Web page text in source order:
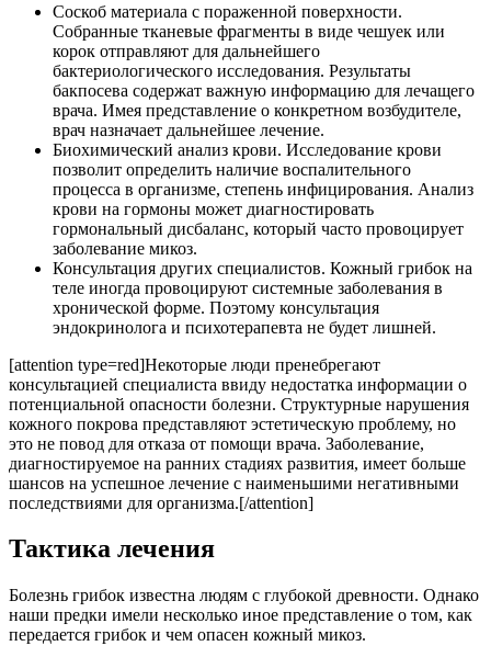
Соскоб материала с пораженной поверхности.
Собранные тканевые фрагменты в виде чешуек или
корок отправляют для дальнейшего
бактериологического исследования. Результаты
бакпосева содержат важную информацию для лечащего
врача. Имея представление о конкретном возбудителе,
врач назначает дальнейшее лечение.
Биохимический анализ крови. Исследование крови
позволит определить наличие воспалительного
процесса в организме, степень инфицирования. Анализ
крови на гормоны может диагностировать
гормональный дисбаланс, который часто провоцирует
заболевание микоз.
Консультация других специалистов. Кожный грибок на
теле иногда провоцируют системные заболевания в
хронической форме. Поэтому консультация
эндокринолога и психотерапевта не будет лишней.
[attention type=red]Некоторые люди пренебрегают
консультацией специалиста ввиду недостатка информации о
потенциальной опасности болезни. Структурные нарушения
кожного покрова представляют эстетическую проблему, но
это не повод для отказа от помощи врача. Заболевание,
диагностируемое на ранних стадиях развития, имеет больше
шансов на успешное лечение с наименьшими негативными
последствиями для организма.[/attention]
Тактика лечения
Болезнь грибок известна людям с глубокой древности. Однако
наши предки имели несколько иное представление о том, как
передается грибок и чем опасен кожный микоз.